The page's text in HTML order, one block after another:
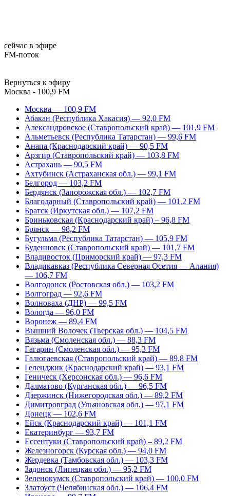
сейчас в эфире
FM-поток
Вернуться к эфиру
Москва - 100,9 FM
Москва — 100,9 FM
Абакан (Республика Хакасия) — 92,0 FM
Александровское (Ставропольский край) — 101,9 FM
Альметьевск (Республика Татарстан) — 99,6 FM
Анапа (Краснодарский край) — 90,5 FM
Арзгир (Ставропольский край) — 103,8 FM
Астрахань — 90,5 FM
Ахтубинск (Астраханская обл.) — 99,1 FM
Белгород — 103,2 FM
Бердянск (Запорожская обл.) — 102,7 FM
Благодарный (Ставропольский край) — 101,2 FM
Братск (Иркутская обл.) — 107,2 FM
Бриньковская (Краснодарский край) – 96,8 FM
Брянск — 98,2 FM
Бугульма (Республика Татарстан) — 105,9 FM
Буденновск (Ставропольский край) — 101,7 FM
Владивосток (Приморский край) — 97,3 FM
Владикавказ (Республика Северная Осетия — Алания)
— 106,7 FM
Волгодонск (Ростовская обл.) — 103,2 FM
Волгоград — 92,6 FM
Волноваха (ДНР) — 99,5 FM
Вологда — 96,0 FM
Воронеж — 89,4 FM
Вышний Волочек (Тверская обл.) — 104,5 FM
Вязьма (Смоленская обл.) — 88,3 FM
Гагарин (Смоленская обл.) — 95,3 FM
Галюгаевская (Ставропольский край) — 89,8 FM
Геленджик (Краснодарский край) — 93,1 FM
Геническ (Херсонская обл.) — 96,6 FM
Далматово (Курганская обл.) — 96,5 FM
Дзержинск (Нижегородская обл.) — 89,2 FM
Димитровград (Ульяновская обл.) — 97,1 FM
Донецк — 102,6 FM
Ейск (Краснодарский край) — 101,1 FM
Екатеринбург — 93,7 FM
Ессентуки (Ставропольский край) – 89,2 FM
Железногорск (Курская обл.) — 94,0 FM
Жердевка (Тамбовская обл.) — 103,3 FM
Задонск (Липецкая обл.) — 95,2 FM
Зеленокумск (Ставропольский край) — 100,0 FM
Златоуст (Челябинская обл.) — 106,4 FM